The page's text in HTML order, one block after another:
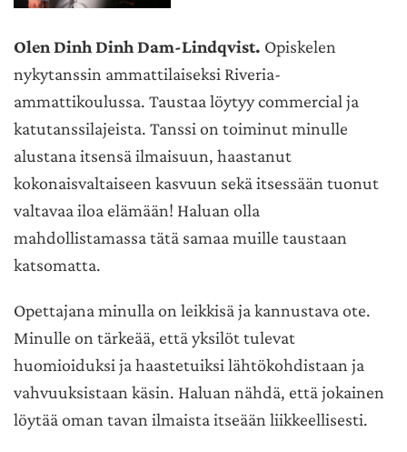
Olen Dinh Dinh Dam-Lindqvist. Opiskelen
nykytanssin ammattilaiseksi Riveria-
ammattikoulussa. Taustaa löytyy commercial ja
katutanssilajeista. Tanssi on toiminut minulle
alustana itsensä ilmaisuun, haastanut
kokonaisvaltaiseen kasvuun sekä itsessään tuonut
valtavaa iloa elämään! Haluan olla
mahdollistamassa tätä samaa muille taustaan
katsomatta.
Opettajana minulla on leikkisä ja kannustava ote.
Minulle on tärkeää, että yksilöt tulevat
huomioiduksi ja haastetuiksi lähtökohdistaan ja
vahvuuksistaan käsin. Haluan nähdä, että jokainen
löytää oman tavan ilmaista itseään liikkeellisesti.